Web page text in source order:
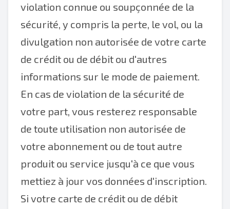
violation connue ou soupçonnée de la
sécurité, y compris la perte, le vol, ou la
divulgation non autorisée de votre carte
de crédit ou de débit ou d'autres
informations sur le mode de paiement.
En cas de violation de la sécurité de
votre part, vous resterez responsable
de toute utilisation non autorisée de
votre abonnement ou de tout autre
produit ou service jusqu'à ce que vous
mettiez à jour vos données d'inscription.
Si votre carte de crédit ou de débit